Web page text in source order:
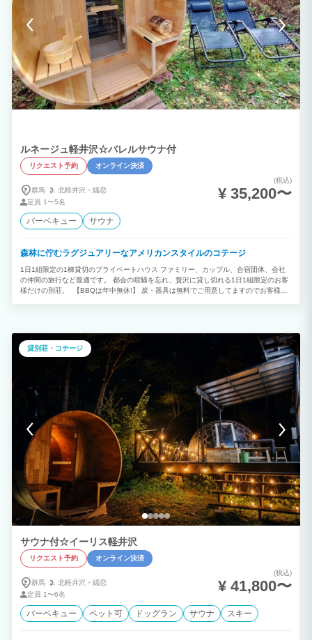
くれるでしょう。日常を忘れ、思い思いの休日を過ごしに、「クラレンス」へお越しく
ださい。 ー施設概要ー 所在地：群馬県北軽井沢 建物：100平米 敷地：700平米 最大
宿泊人数：6名 設備：プロジェクター、BBQコンロ、焚き火台、エアコン、暖房機、
調理器具一式、駐車場 アクセス：軽井沢駅よりバスでアクセス可能 周辺観光：軽井
沢、草津温泉、浅間白根火山ルート
ルネージュ軽井沢☆バレルサウナ付
リクエスト予約 オンライン決済
群馬 北軽井沢・ 嬬恋
定員 1〜5名
(税込)
¥ 35,200〜
バーベキュー サウナ
森林に佇むラグジュアリーなアメリカンスタイルのコテージ
1日1組限定の1棟貸切のプライベートハウス ファミリー、カップル、合宿団体、会社
の仲間の旅行など最適です。 都会の喧騒を忘れ、贅沢に貸し切れる1日1組限定のお客
様だけの別荘。 【BBQは年中無休!】 炭・器具は無料でご用意してますのでお客様
貸別荘・コテージ
サウナ付☆イーリス軽井沢
リクエスト予約 オンライン決済
群馬 北軽井沢・ 嬬恋
定員 1〜6名
(税込)
¥ 41,800〜
バーベキュー ペット可 ドッグラン サウナ スキー